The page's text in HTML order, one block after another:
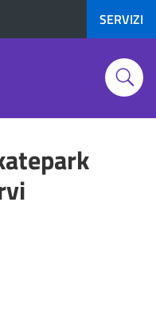
SERVIZI